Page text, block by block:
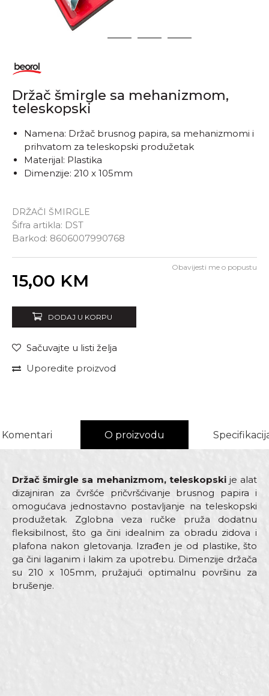
2 3 4
Držač šmirgle sa mehanizmom,
teleskopski
DRŽAČI ŠMIRGLE
Šifra artikla: DST
Barkod: 8606007990768
Namena: Držač brusnog papira, sa mehanizmomi i
prihvatom za teleskopski produžetak
Materijal: Plastika
Dimenzije: 210 x 105mm
15,00 KM
Obavijesti me o popustu
DODAJ U KORPU
Sačuvajte u listi želja
Uporedite proizvod
Komentari O proizvodu
Držač šmirgle sa mehanizmom, teleskopskije alat
dizajniran za čvršće pričvršćivanje brusnog papira i
omogućava jednostavno postavljanje na teleskopski
produžetak. Zglobna veza ručke pruža dodatnu
fleksibilnost, što ga čini idealnim za obradu zidova i
plafona nakon gletovanja. Izrađen je od plastike, što
ga čini laganim i lakim za upotrebu. Dimenzije držača
su 210 x 105mm, pružajući optimalnu površinu za
brušenje.